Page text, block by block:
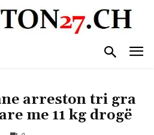
arreston tri gra
me 11 kg drogë